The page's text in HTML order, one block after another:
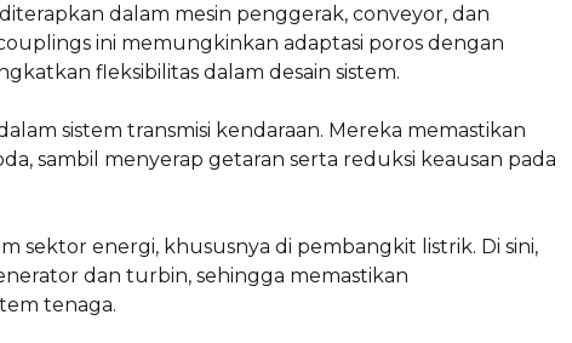
dalam mesin penggerak, conveyor, dan
ini memungkinkan adaptasi poros dengan
fleksibilitas dalam desain sistem.
sistem transmisi kendaraan. Mereka memastikan
sambil menyerap getaran serta reduksi keausan pada
sektor energi, khususnya di pembangkit listrik. Di sini,
dan turbin, sehingga memastikan
tenaga.